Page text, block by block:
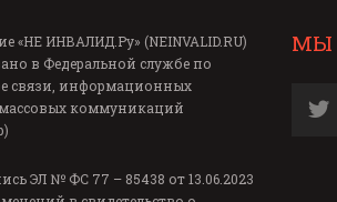
«НЕ ИНВАЛИД.Ру» (NEINVALID.RU)
в Федеральной службе по
связи, информационных
коммуникаций
ЭЛ № ФС 77 – 85438 от 13.06.2023
МЫ